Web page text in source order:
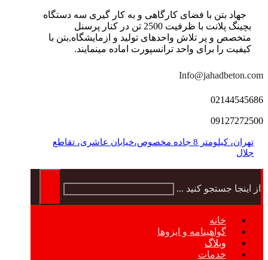
جهاد بتن با فضای کارگاهی و به کار گیری سه دستگاه
بچینگ پلانت با ظرفیت 2500 تن در کنار پرسنل
متخصص و پر تلاش واحدهای تولید و ازمایشگاه,بتن با
کیفیت را برای واحد ترانسپورت اماده مینمایند.
Info@jahadbeton.com
02144545686
09127272500
تهران، کیلومتر 8 جاده مخصوص،خیابان عاشری، تقاطع
جلال
از اینجا جستجو کنید ...
خانه
گواهینامه و ایزوها
وبلاگ
خدمات